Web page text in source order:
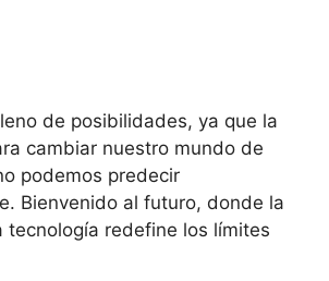
de posibilidades, ya que la
cambiar nuestro mundo de
podemos predecir
Bienvenido al futuro, donde la
tecnología redefine los límites